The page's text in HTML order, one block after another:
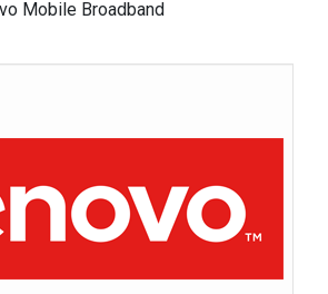
Mobile Broadband